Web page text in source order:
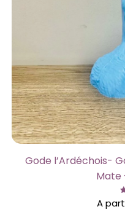
Gode l’Ardéchois-
Mate
A